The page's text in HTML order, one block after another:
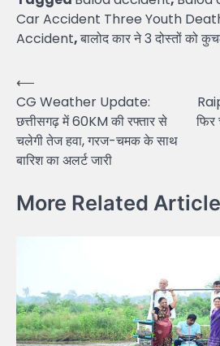
Car Accident Three Youth
Accident,बालोद कार ने 3 दोस्तों को
Post
navigation
⟵
CG Weather Update:
छत्तीसगढ़ में 60KM की रफ्तार से
चलेगी तेज हवा, गरज-चमक के साथ
बारिश का अलर्ट जारी
फिर
More Related